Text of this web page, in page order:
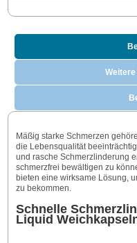
Mäßig starke Schmerzen
die Lebensqualität
und rasche Schmerzlinderung
schmerzfrei bewältigen zu
bieten eine wirksame Lösung,
zu bekommen.
Schnelle
Liquid